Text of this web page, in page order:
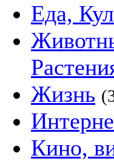
Еда,
Жизнь
Кино,